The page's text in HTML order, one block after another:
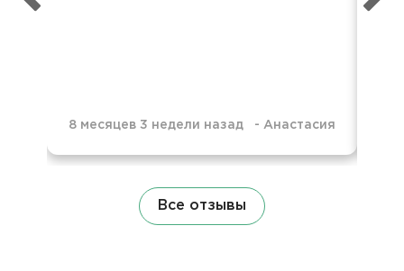
8 месяцев 3 недели назад - Анастасия
Все отзывы